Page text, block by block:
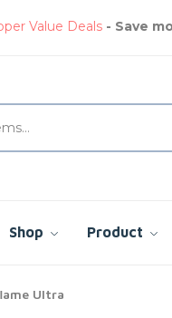
Value Deals - Save
great devices up to
Shop Product
Ultra